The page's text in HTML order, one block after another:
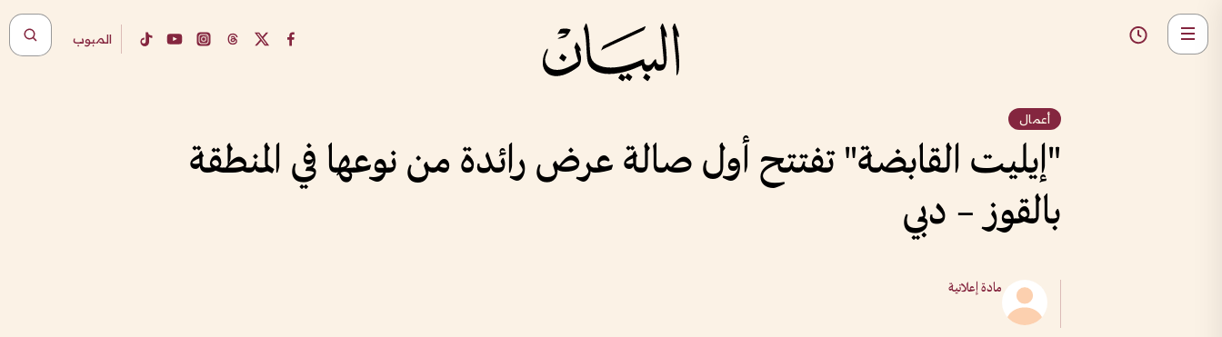
المبوب
أعمال
"إيليت القابضة" تفتتح أول صالة عرض رائدة من نوعها في المنطقة
بالقوز – دبي
مادة إعلانية